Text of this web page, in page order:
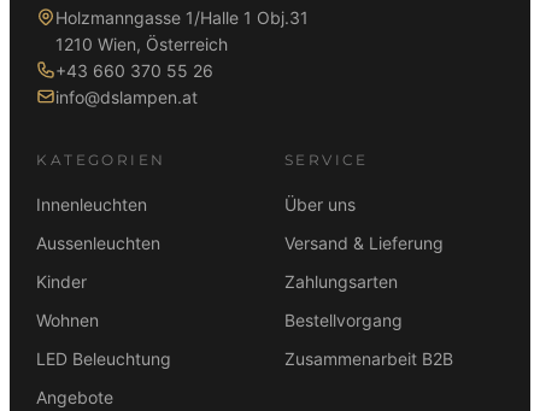
Holzmanngasse 1/Halle 1 Obj.31
1210 Wien, Österreich
+43 660 370 55 26
info@dslampen.at
KATEGORIEN
Innenleuchten
Aussenleuchten
Kinder
Wohnen
LED Beleuchtung
Angebote
SERVICE
Über uns
Versand & Lieferung
Zahlungsarten
Bestellvorgang
Zusammenarbeit B2B